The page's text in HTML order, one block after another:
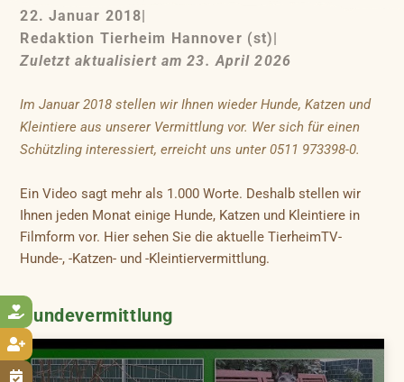



22. Januar 2018|
Redaktion Tierheim Hannover (st)|
Zuletzt aktualisiert am 23. April 2026
Im Januar 2018 stellen wir Ihnen wieder Hunde, Katzen und
Kleintiere aus unserer Vermittlung vor. Wer sich für einen
Schützling interessiert, erreicht uns unter 0511 973398-0.
Ein Video sagt mehr als 1.000 Worte. Deshalb stellen wir
Ihnen jeden Monat einige Hunde, Katzen und Kleintiere in
Filmform vor. Hier sehen Sie die aktuelle TierheimTV-
Hunde-, -Katzen- und -Kleintiervermittlung.
Hundevermittlung